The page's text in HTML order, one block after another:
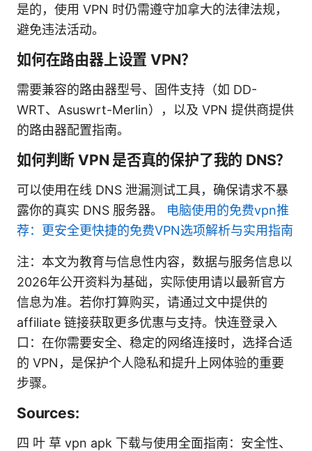
是的，使用 VPN 时仍需遵守加拿大的法律法规，
避免违法活动。
如何在路由器上设置 VPN？
需要兼容的路由器型号、固件支持（如 DD-
WRT、Asuswrt-Merlin），以及 VPN 提供商提供
的路由器配置指南。
如何判断 VPN 是否真的保护了我的 DNS？
可以使用在线 DNS 泄漏测试工具，确保请求不暴
露你的真实 DNS 服务器。 电脑使用的免费vpn推
荐：更安全更快捷的免费VPN选项解析与实用指南
注：本文为教育与信息性内容，数据与服务信息以
2026年公开资料为基础，实际使用请以最新官方
信息为准。若你打算购买，请通过文中提供的
affiliate 链接获取更多优惠与支持。快连登录入
口：在你需要安全、稳定的网络连接时，选择合适
的 VPN，是保护个人隐私和提升上网体验的重要
步骤。
Sources:
四 叶 草 vpn apk 下载与使用全面指南：安全性、